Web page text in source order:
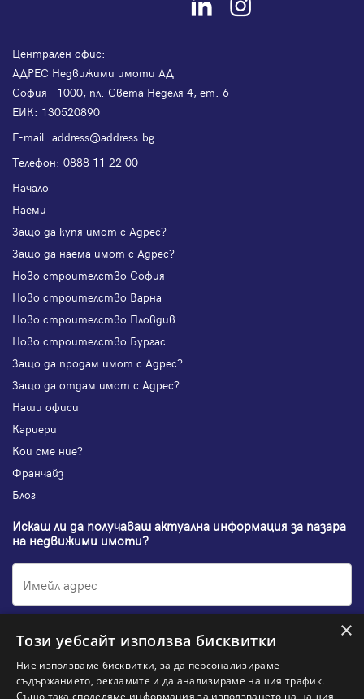
Централен офис:
АДРЕС Недвижими имоти АД
София - 1000, пл. Света Неделя 4, ет. 6
ЕИК: 130520890
Е-mail: address@address.bg
Телефон: 0888 11 22 00
Начало
Наеми
Защо да купя имот с Адрес?
Защо да наема имот с Адрес?
Ново строителство София
Ново строителство Варна
Ново строителство Пловдив
Ново строителство Бургас
Защо да продам имот с Адрес?
Защо да отдам имот с Адрес?
Наши офиси
Кариери
Кои сме ние?
Франчайз
Блог
Искаш ли да получаваш актуална информация за пазара
на недвижими имоти?
Абонирам се ×
Този уебсайт използва бисквитки
Ние използваме бисквитки, за да персонализираме
съдържанието, рекламите и да анализираме нашия трафик.
Също така споделяме информация за използването на нашия